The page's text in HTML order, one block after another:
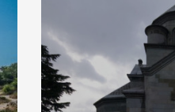
називаються
виробляє відмінне
легке біле і дуже […]